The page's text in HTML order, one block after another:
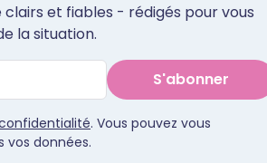
et fiables - rédigés pour vous
la situation.
S'abonner
. Vous pouvez vous
vos données.